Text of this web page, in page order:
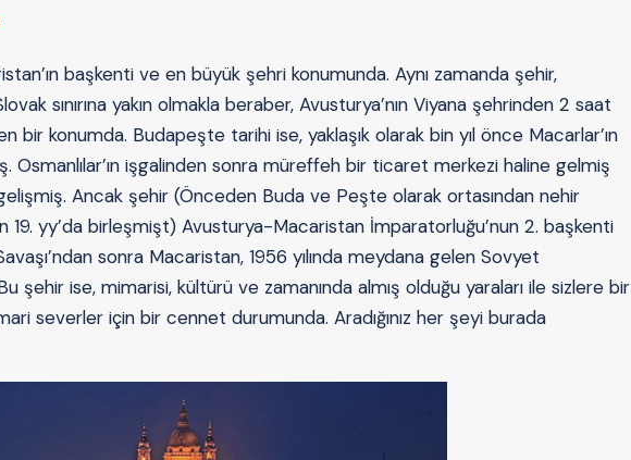
başkenti ve en büyük şehri konumunda. Aynı zamanda şehir,
sınırına yakın olmakla beraber, Avusturya’nın Viyana şehrinden 2 saat
bir konumda. Budapeşte tarihi ise, yaklaşık olarak bin yıl önce Macarlar’ın
Osmanlılar’ın işgalinden sonra müreffeh bir ticaret merkezi haline gelmiş
Ancak şehir (Önceden Buda ve Peşte olarak ortasından nehir
19. yy’da birleşmişt) Avusturya-Macaristan İmparatorluğu’nun 2. başkenti
sonra Macaristan, 1956 yılında meydana gelen Sovyet
şehir ise, mimarisi, kültürü ve zamanında almış olduğu yaraları ile sizlere bir
severler için bir cennet durumunda. Aradığınız her şeyi burada